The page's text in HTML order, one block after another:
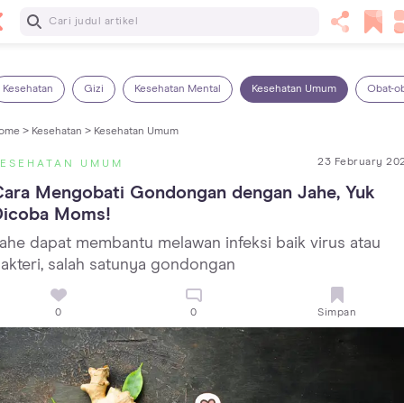
Baca Selanjutnya
Kesehatan Gizi Kesehatan Mental Kesehatan Umum Obat-
> Kesehatan > Kesehatan Umum
UMUM 23 February
Mengobati Gondongan dengan Jahe, Yuk
Moms!
dapat membantu melawan infeksi baik virus atau
salah satunya gondongan
0 0 Simpan